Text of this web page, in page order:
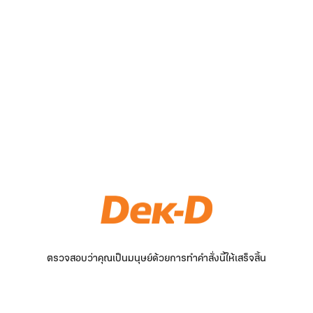
ตรวจสอบว่าคุณเป็นมนุษย์ด้วยการทำคำสั่งนี้ให้เสร็จสิ้น